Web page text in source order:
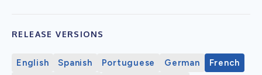
RELEASE VERSIONS
English Spanish Portuguese German
French